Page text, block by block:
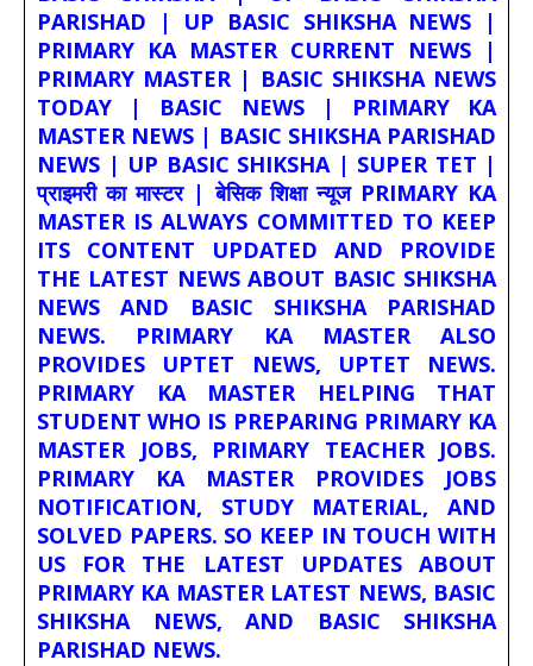
PARISHAD | UP BASIC SHIKSHA NEWS |
PRIMARY KA MASTER CURRENT NEWS |
PRIMARY MASTER | BASIC SHIKSHA NEWS
TODAY | BASIC NEWS | PRIMARY KA
MASTER NEWS | BASIC SHIKSHA PARISHAD
NEWS | UP BASIC SHIKSHA | SUPER TET |
प्राइमरी का मास्टर | बेसिक शिक्षा न्यूज PRIMARY KA
MASTER IS ALWAYS COMMITTED TO KEEP
ITS CONTENT UPDATED AND PROVIDE
THE LATEST NEWS ABOUT BASIC SHIKSHA
NEWS AND BASIC SHIKSHA PARISHAD
NEWS. PRIMARY KA MASTER ALSO
PROVIDES UPTET NEWS, UPTET NEWS.
PRIMARY KA MASTER HELPING THAT
STUDENT WHO IS PREPARING PRIMARY KA
MASTER JOBS, PRIMARY TEACHER JOBS.
PRIMARY KA MASTER PROVIDES JOBS
NOTIFICATION, STUDY MATERIAL, AND
SOLVED PAPERS. SO KEEP IN TOUCH WITH
US FOR THE LATEST UPDATES ABOUT
PRIMARY KA MASTER LATEST NEWS, BASIC
SHIKSHA NEWS, AND BASIC SHIKSHA
PARISHAD NEWS.